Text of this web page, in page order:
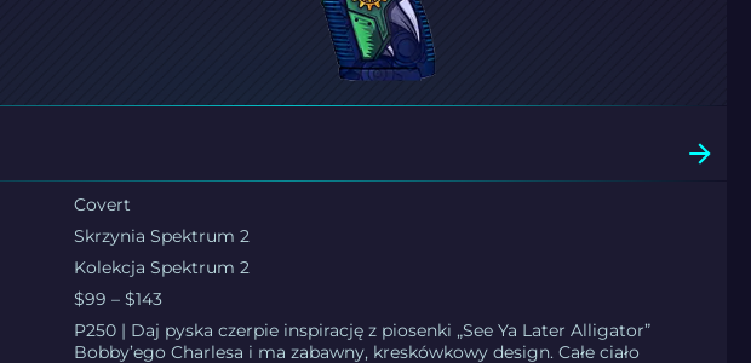
Covert
Skrzynia Spektrum 2
Kolekcja Spektrum 2
$99 – $143
P250 | Daj pyska czerpie inspirację z piosenki „See Ya Later Alligator”
Bobby’ego Charlesa i ma zabawny, kreskówkowy design. Całe ciało